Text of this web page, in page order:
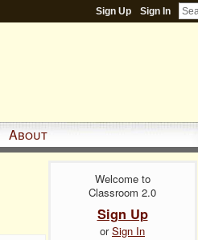
Sign Up Sign In
About
Welcome to
Classroom 2.0
Sign Up
orSign In